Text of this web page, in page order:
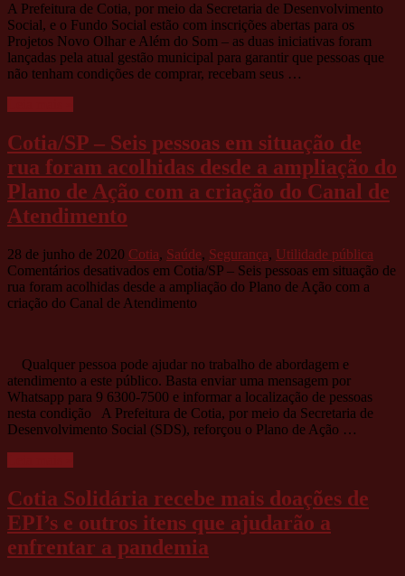
A Prefeitura de Cotia, por meio da Secretaria de Desenvolvimento
Social, e o Fundo Social estão com inscrições abertas para os
Projetos Novo Olhar e Além do Som – as duas iniciativas foram
lançadas pela atual gestão municipal para garantir que pessoas que
não tenham condições de comprar, recebam seus …
Cotia/SP – Seis pessoas em situação de
rua foram acolhidas desde a ampliação do
Plano de Ação com a criação do Canal de
Atendimento
28 de junho de 2020 Cotia, Saúde, Segurança, Utilidade pública
Comentários desativados em Cotia/SP – Seis pessoas em situação de
rua foram acolhidas desde a ampliação do Plano de Ação com a
criação do Canal de Atendimento
Qualquer pessoa pode ajudar no trabalho de abordagem e
atendimento a este público. Basta enviar uma mensagem por
Whatsapp para 9 6300-7500 e informar a localização de pessoas
nesta condição A Prefeitura de Cotia, por meio da Secretaria de
Desenvolvimento Social (SDS), reforçou o Plano de Ação …
Cotia Solidária recebe mais doações de
EPI’s e outros itens que ajudarão a
enfrentar a pandemia